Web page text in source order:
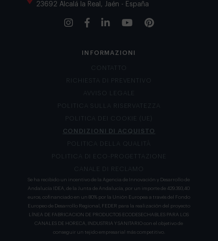
23692 Alcalá la Real, Jaén - España
INFORMAZIONI
CONTATTO
RICHIESTA DI PREVENTIVO
AVVISO LEGALE
POLITICA SULLA RISERVATEZZA
POLITICA DEI COOKIE (UE)
CONDIZIONI DI ACQUISTO
POLITICA DELLA QUALITÀ
POLITICA DI ECO-PROGETTAZIONE
CANALE DI RECLAMO
Se ha recibido un incentivo de la Agencia de Innovación y Desarrollo de
Andalucía IDEA, de la Junta de Andalucía, por un importe de 429.393,40
euros, cofinanciado en un 80% por la Unión Europea a través del Fondo
Europeo de Desarrollo Regional, FEDER para la realización del proyecto
LÍNEA DE FABRICACION DE PRODUCTOS ECODESECHABLES PARA LOS
CANALES DE HORECA, INDUSTRIA Y SANITARIO con el objetivo de
conseguir un tejido empresarial más competitivo.